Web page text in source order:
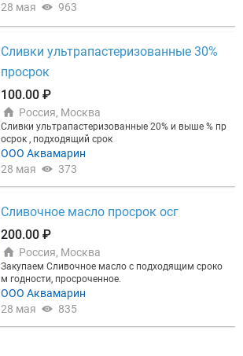
28 мая
963
Сливки ультрапастеризованные 30%
просрок
100.00 ₽
Россия, Москва
Сливки ультрапастеризованные 20% и выше % пр
осрок , подходящий срок
ООО Аквамарин
28 мая
373
Сливочное масло просрок осг
200.00 ₽
Россия, Москва
Закупаем Сливочное масло с подходящим сроко
м годности, просроченное.
ООО Аквамарин
28 мая
835